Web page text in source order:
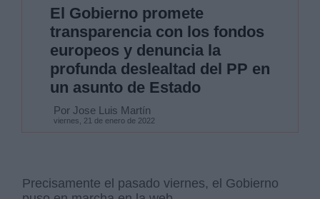
El Gobierno promete
transparencia con los fondos
europeos y denuncia la
profunda deslealtad del PP en
un asunto de Estado
Por Jose Luis Martín
viernes, 21 de enero de 2022
Precisamente el pasado viernes, el Gobierno